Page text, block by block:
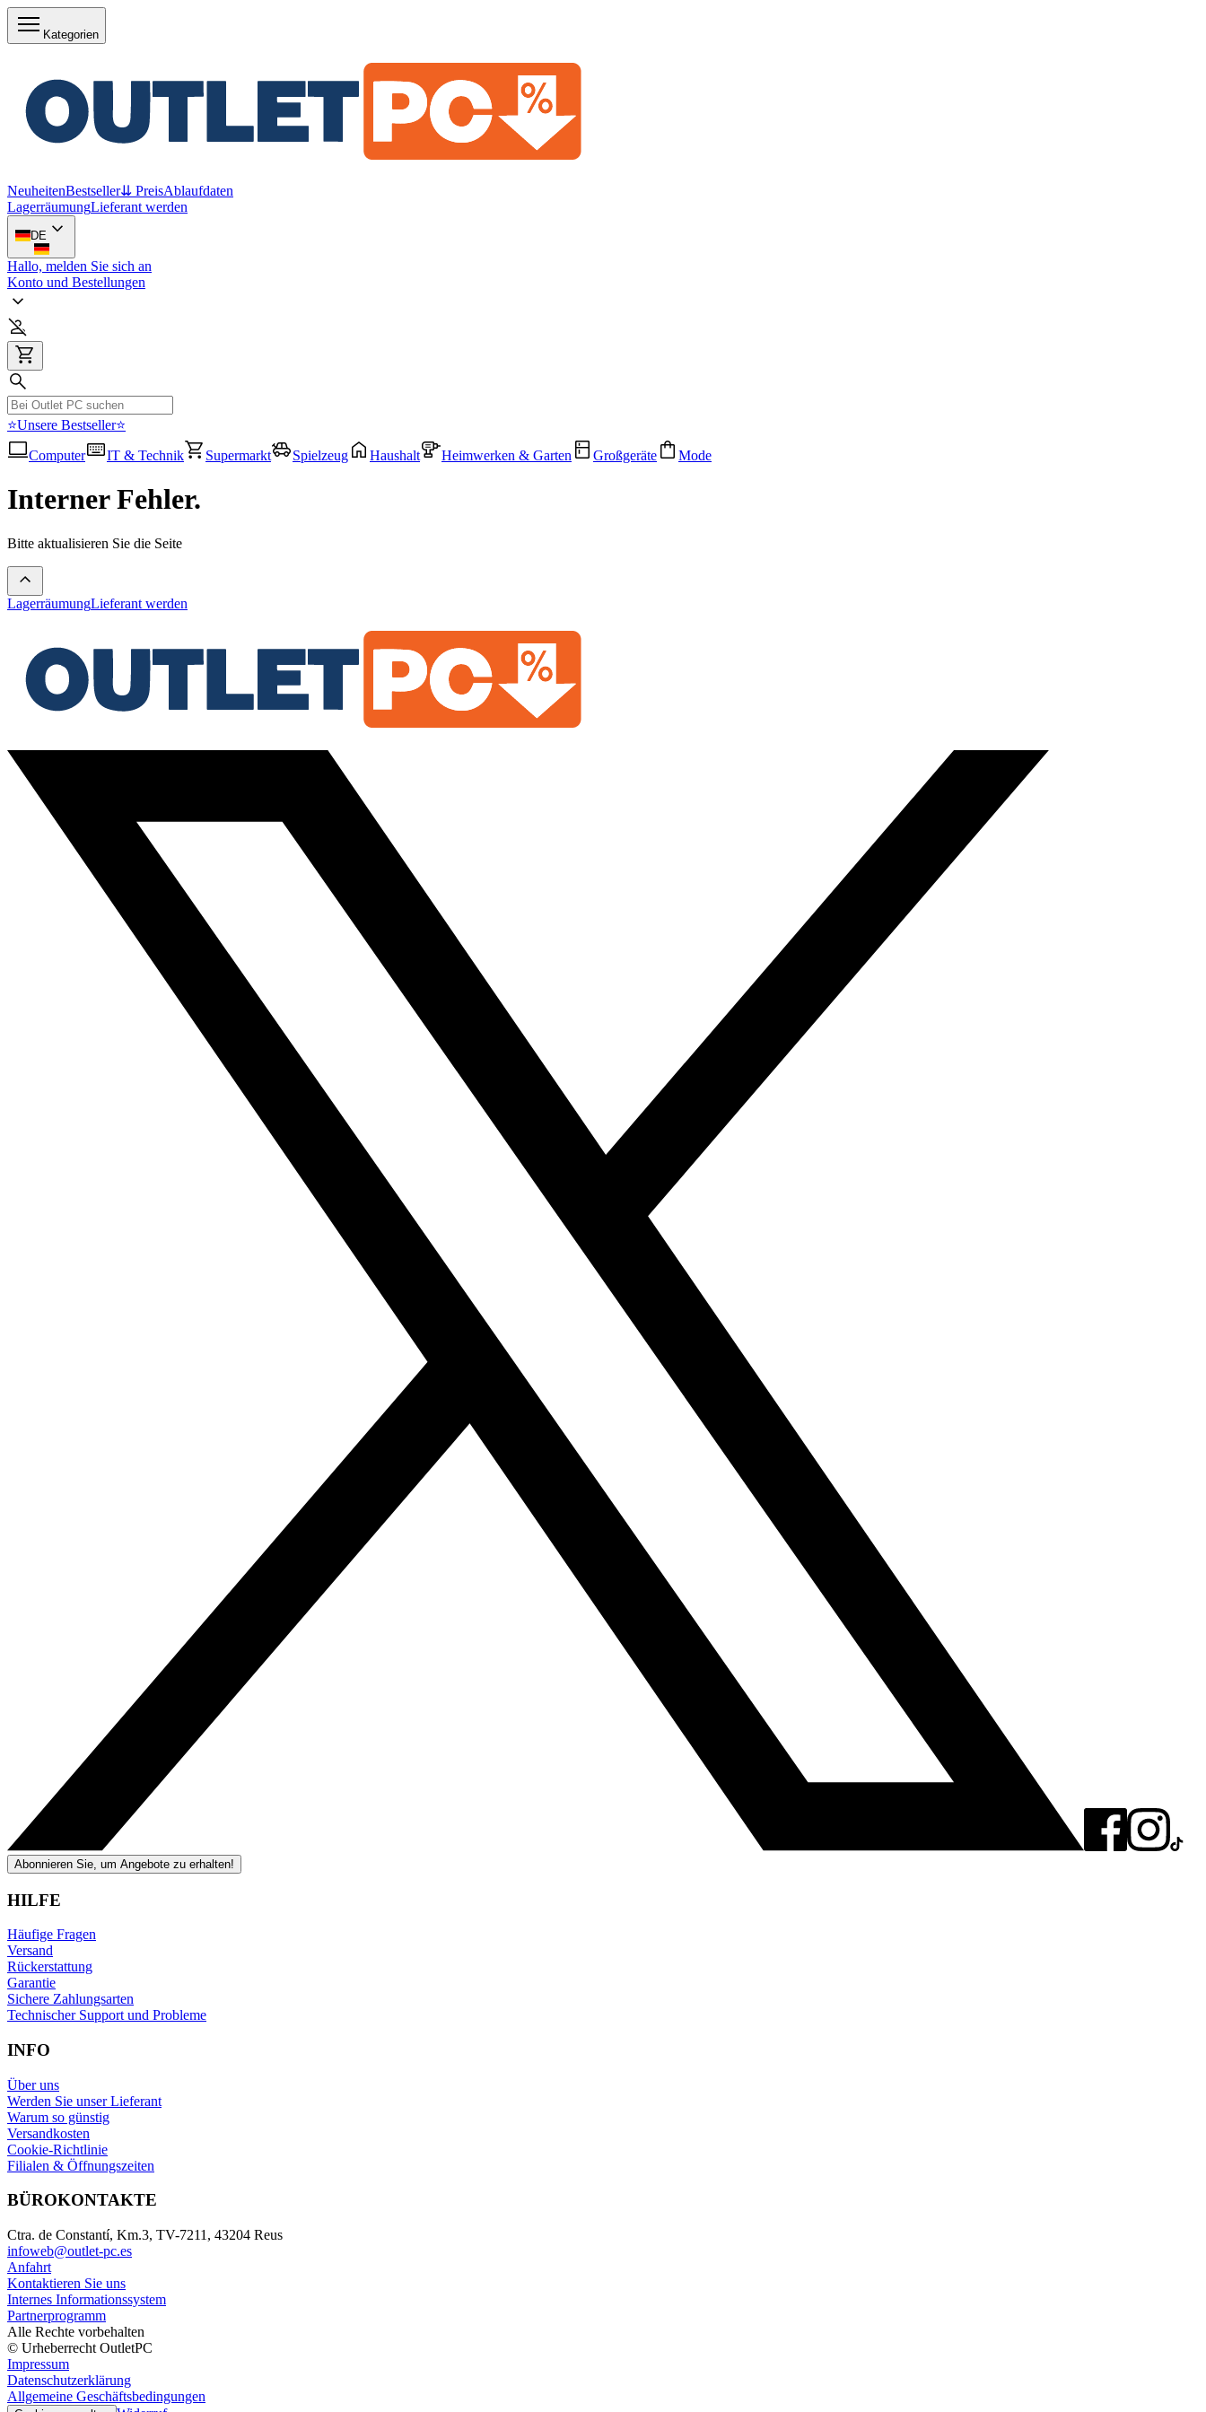
Kategorien
NeuheitenBestseller⇊ PreisAblaufdaten
LagerräumungLieferant werden
DE
Hallo, melden Sie sich an
Konto und Bestellungen
⭐Unsere Bestseller⭐
Computer
IT & Technik Supermarkt Spielzeug Haushalt Heimwerken & Garten Großgeräte Mode
Interner Fehler.
Bitte aktualisieren Sie die Seite
LagerräumungLieferant werden
Abonnieren Sie, um Angebote zu erhalten!
HILFE
Häufige Fragen
Versand
Rückerstattung
Garantie
Sichere Zahlungsarten
Technischer Support und Probleme
INFO
Über uns
Werden Sie unser Lieferant
Warum so günstig
Versandkosten
Cookie-Richtlinie
Filialen & Öffnungszeiten
BÜROKONTAKTE
Ctra. de Constantí, Km.3, TV-7211, 43204 Reus
infoweb@outlet-pc.es
Anfahrt
Kontaktieren Sie uns
Internes Informationssystem
Partnerprogramm
Alle Rechte vorbehalten
© Urheberrecht OutletPC
Impressum
Datenschutzerklärung
Allgemeine Geschäftsbedingungen